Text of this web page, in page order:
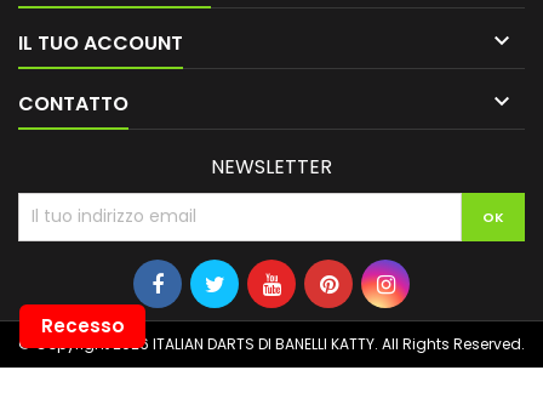
IL TUO ACCOUNT 
CONTATTO 
NEWSLETTER
© Copyright 2026 ITALIAN DARTS DI BANELLI KATTY. All Rights Reserved.
Recesso